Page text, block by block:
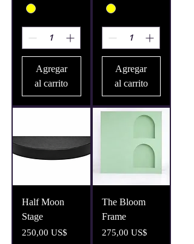
Agregar
al carrito
Agregar
al carrito
Half Moon
Stage
Precio
250,00 US$
The Bloom
Frame
Precio
275,00 US$